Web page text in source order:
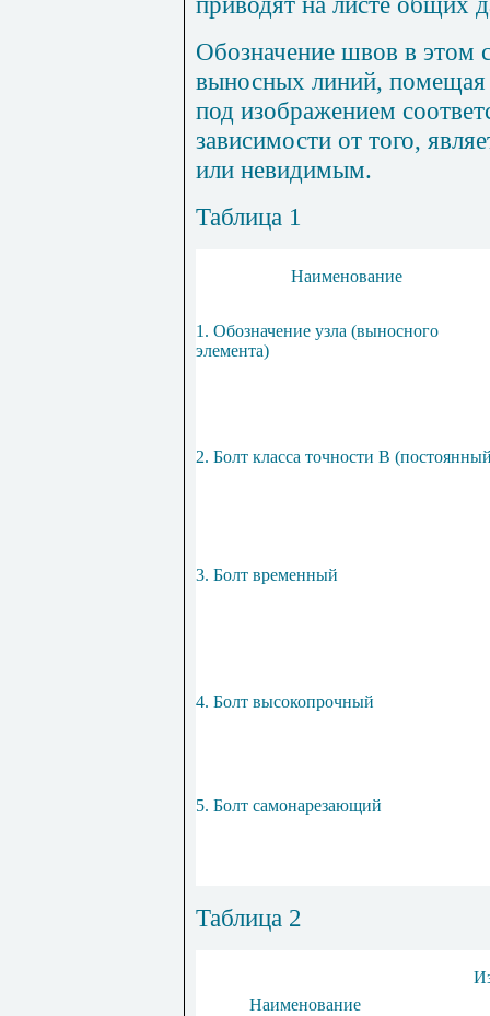
Обозначение швов в этом
выносных линий, помещая
под изображением
зависимости от того,
или невидимым.
Таблица 1
Наименование
1. Обозначение узла (выносного
элемента)
2. Болт класса точности В
3. Болт временный
4. Болт высокопрочный
5. Болт самонарезающий
Таблица 2
Наименование